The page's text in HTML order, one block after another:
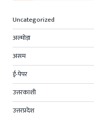
Uncategorized
अल्मोड़ा
असम
ई-पेपर
उत्तरकाशी
उत्तरप्रदेश